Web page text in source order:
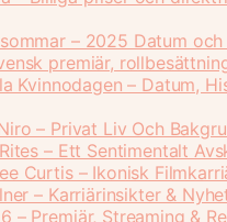
– 2025 Datum och
premiär,
Kvinnodagen – Datum,
– Privat Liv Och
– Ett Sentimentalt
Curtis – Ikonisk
– Karriärinsikter &
– Premiär, Streaming &